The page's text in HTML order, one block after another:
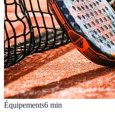
Équipements6 min